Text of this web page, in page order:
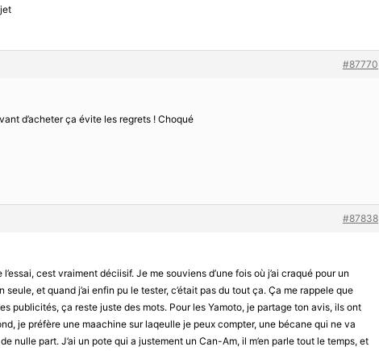
#87770
d’acheter ça évite les regrets ! Choqué
#87838
cest vraiment déciisif. Je me souviens d’une fois où j’ai craqué pour un
seule, et quand j’ai enfin pu le tester, c’était pas du tout ça. Ça me rappele que
publicités, ça reste juste des mots. Pour les Yamoto, je partage ton avis, ils ont
je préfère une maachine sur laqeulle je peux compter, une bécane qui ne va
nulle part. J’ai un pote qui a justement un Can-Am, il m’en parle tout le temps, et